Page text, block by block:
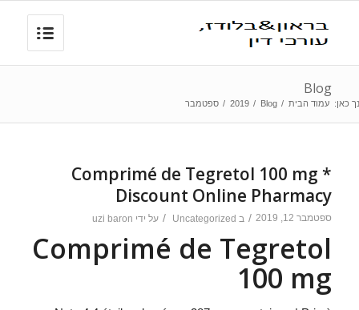
Blog
כאן: עמוד הבית /
Blog
/
2019
/ ספטמבר
Comprimé de Tegretol 100 mg *
Discount Online Pharmacy
ספטמבר 12, 2019 / ב Uncategorized
/ על ידי uzi baron
Comprimé de Tegretol
100 mg